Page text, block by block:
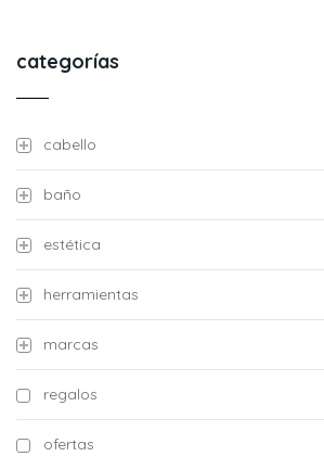
categorías
cabello
baño
estética
herramientas
marcas
regalos
ofertas